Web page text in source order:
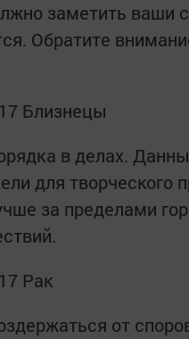
заметить ваши
Обратите
Близнецы
в делах.
для творческого
за пределами
Рак
от